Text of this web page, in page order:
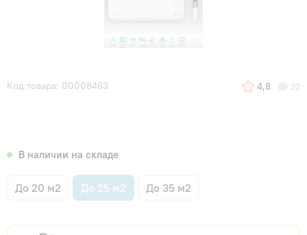
Код товара: 00008463 4,8 22
В наличии на складе
До 20 м2 До 25 м2 До 35 м2